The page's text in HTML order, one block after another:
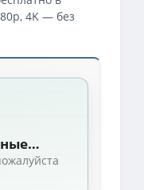
4K — без